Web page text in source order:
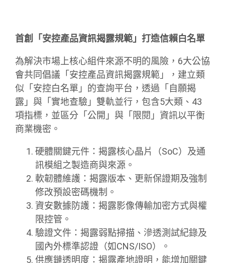
首創「安控產品資訊揭露規範」打造信賴白名單
為解決市場上核心組件來源不明的風險，6大公協
會共同倡議「安控產品資訊揭露規範」，建立類
似「安控白名單」的查詢平台，透過「自願揭
露」與「實地查驗」雙軌並行，包含5大類、43
項指標，並區分「公開」與「限閱」資訊以平衡
商業機密。
硬體關鍵元件：揭露核心晶片（SoC）及通
訊模組之製造商與來源。
軟韌體維護：揭露版本、更新保證期及強制
修改預設密碼機制。
資安數據防護：揭露影像傳輸加密方式與權
限控管。
驗證文件：揭露弱點掃描、滲透測試紀錄及
國內外標準認證（如CNS/ISO）。
供應鏈透明度：揭露產地證明，能增加關鍵